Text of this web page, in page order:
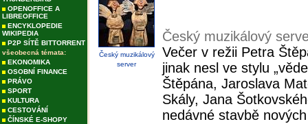
OPENOFFICE A
LIBREOFFICE
ENCYKLOPEDIE
WIKIPEDIA
P2P SÍTĚ BITTORRENT
všeobecná témata:
EKONOMIKA
OSOBNÍ FINANCE
PRÁVO
SPORT
KULTURA
CESTOVÁNÍ
ČÍNSKÉ E-SHOPY
Český muzikálový
server
Český muzikálový
Večer v režii Petra
jinak nesl ve stylu
Štěpána, Jaroslava
Skály, Jana
nedávné stavbě